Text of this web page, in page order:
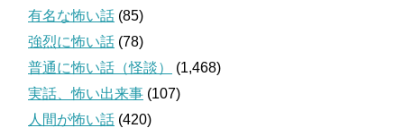
有名な怖い話 (85)
強烈に怖い話 (78)
普通に怖い話（怪談）
(1,468)
実話、怖い出来事 (107)
人間が怖い話 (420)